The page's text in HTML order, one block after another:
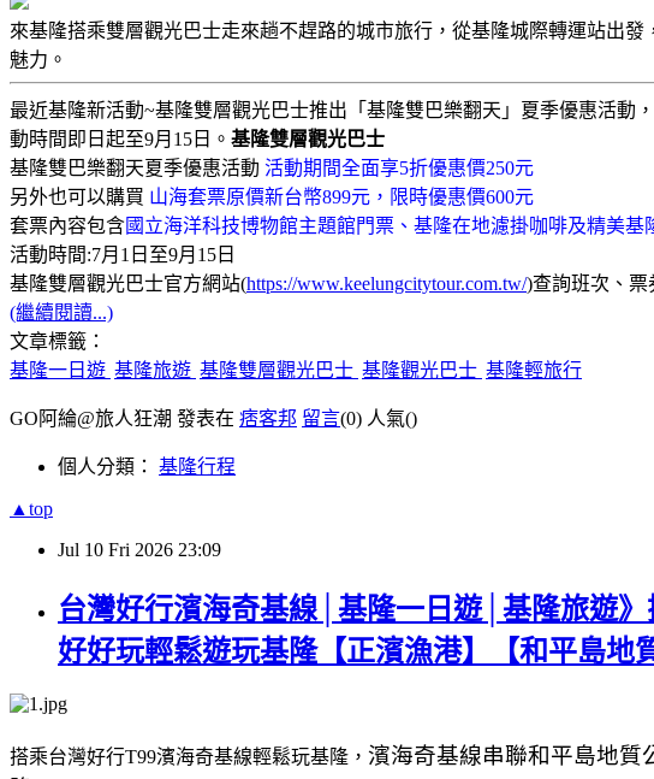
來基隆搭乘雙層觀光巴士走來趟不趕路的城市旅行，從基隆城際轉運站出
魅力。
最近基隆新活動~基隆雙層觀光巴士推出「基隆雙巴樂翻天」夏季優惠活動
動時間即日起至9月15日。 基隆雙層觀光巴士
基隆雙巴樂翻天夏季優惠活動 活動期間全面享5折優惠價250元
另外也可以購買 山海套票原價新台幣899元，限時優惠價600元
套票內容包含國立海洋科技博物館主題館門票、基隆在地濾掛咖啡及精美基
活動時間:7月1日至9月15日
基隆雙層觀光巴士官方網站(https://www.keelungcitytour.com.tw/)查詢班次、票
(繼續閱讀...)
文章標籤：
基隆一日遊 基隆旅遊 基隆雙層觀光巴士 基隆觀光巴士 基隆輕旅行
GO阿綸@旅人狂潮 發表在 痞客邦 留言(0) 人氣()
個人分類： 基隆行程
▲top
Jul 10 Fri 2026 23:09
台灣好行濱海奇基線│基隆一日遊│基隆旅遊
好好玩輕鬆遊玩基隆【正濱漁港】【和平島地
搭乘台灣好行T99濱海奇基線輕鬆玩基隆， 濱海奇基線串聯和平島地質